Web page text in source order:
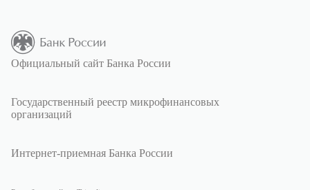
Официальный сайт Банка России
Государственный реестр микрофинансовых
организаций
Интернет-приемная Банка России